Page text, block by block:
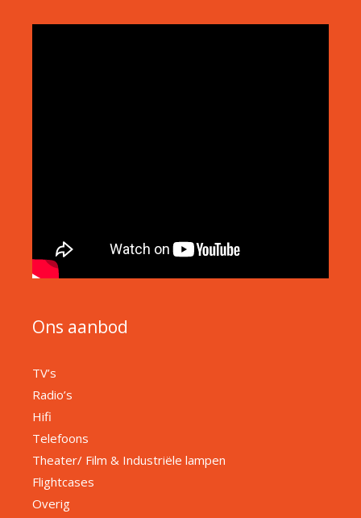
Ons aanbod
TV’s
Radio’s
Hifi
Telefoons
Theater/ Film & Industriële lampen
Flightcases
Overig